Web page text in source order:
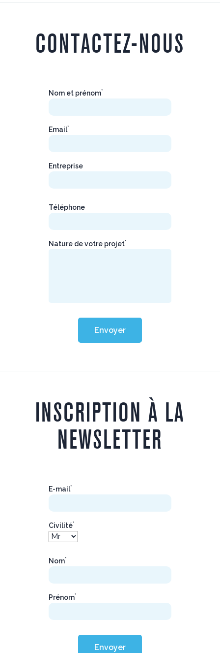
CONTACTEZ-NOUS
Nom et prénom*
Email*
Entreprise
Téléphone
Nature de votre projet*
Envoyer
INSCRIPTION À LA
NEWSLETTER
E-mail*
Civilité*
Nom*
Prénom*
Envoyer